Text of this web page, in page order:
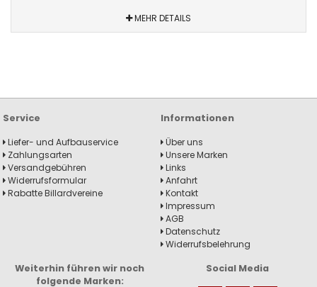
MEHR DETAILS
Service
Liefer- und Aufbauservice
Zahlungsarten
Versandgebühren
Widerrufsformular
Rabatte Billardvereine
Informationen
Über uns
Unsere Marken
Links
Anfahrt
Kontakt
Impressum
AGB
Datenschutz
Widerrufsbelehrung
Weiterhin führen wir noch
folgende Marken:
Social Media